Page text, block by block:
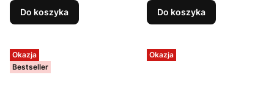
Do koszyka Do koszyka
Okazja
Bestseller
Okazja